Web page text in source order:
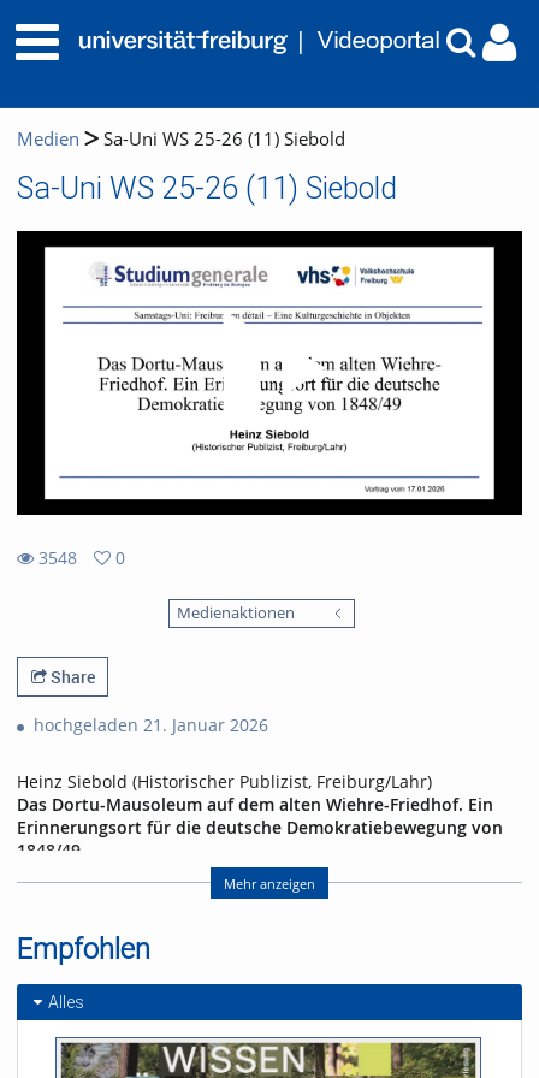
Medien Sa-Uni WS 25-26 (11) Siebold
Sa-Uni WS 25-26 (11) Siebold
3548
0
Medienaktionen
Share
hochgeladen 21. Januar 2026
Heinz Siebold (Historischer Publizist, Freiburg/Lahr)
Das Dortu-Mausoleum auf dem alten Wiehre-Friedhof. Ein
Erinnerungsort für die deutsche Demokratiebewegung von
1848/49
Mit einem Gastauftritt von Peter Haug-Lamersdorf, Freiburg
Maximilian Dortu (1826-1848) auf dem ehemaligen Friedhof
des Freiburger Stadtteils Wiehre (Ecke
Dreikönigs-/Erwinstraße) – heute ein Spielplatz – ist ein
historischer Erinnerungsort mit Seltenheitswert: Dort
vollstreckte die preußische Militärjustiz drei Todesurteile
gegen Teilnehmer des badischen Aufstandes im Frühsommer
Mehr anzeigen
Empfohlen
Alles